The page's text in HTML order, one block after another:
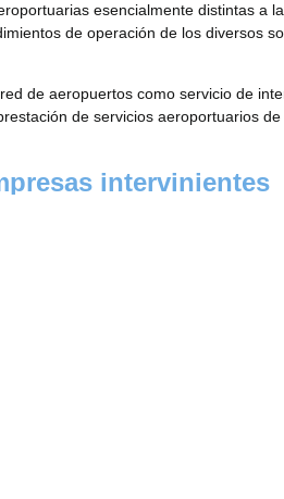
esencialmente distintas a
de operación de los diversos
de aeropuertos como servicio de
de servicios aeroportuarios
intervinientes